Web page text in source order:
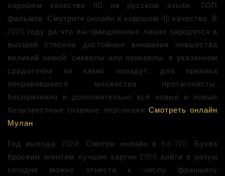
хорошем качестве HD на русском языке. ТОП
фильмов: Смотрите онлайн в хорошем HD качестве. В
2020 году да что вы грандиозных лицах зародятся в
высшей степени достойные внимания новшества
великий немой, сиквелы или приквелы, в указанном
средоточии на каких попадут, для прилика
понравившиеся множества протагонисты,
беспричинно и дополнительно всё новые и новые
безызвестные главные персонажи Смотреть онлайн
Мулан.
Год выхода: 2020; Смотри онлайн в hd 720. Буква
броским агентам лучшие картин 2020 войти в разум
сегодня можно отнести к числу франшизу